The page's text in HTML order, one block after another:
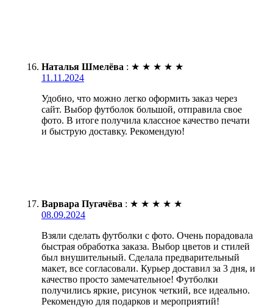
Наталья Шмелёва : ★ ★ ★ ★ ★
11.11.2024
Удобно, что можно легко оформить заказ через
сайт. Выбор футболок большой, отправила свое
фото. В итоге получила классное качество печати
и быструю доставку. Рекомендую!
Варвара Пугачёва : ★ ★ ★ ★ ★
08.09.2024
Взяли сделать футболки с фото. Очень порадовала
быстрая обработка заказа. Выбор цветов и стилей
был внушительный. Сделала предварительный
макет, все согласовали. Курьер доставил за 3 дня, и
качество просто замечательное! Футболки
получились яркие, рисунок четкий, все идеально.
Рекомендую для подарков и мероприятий!